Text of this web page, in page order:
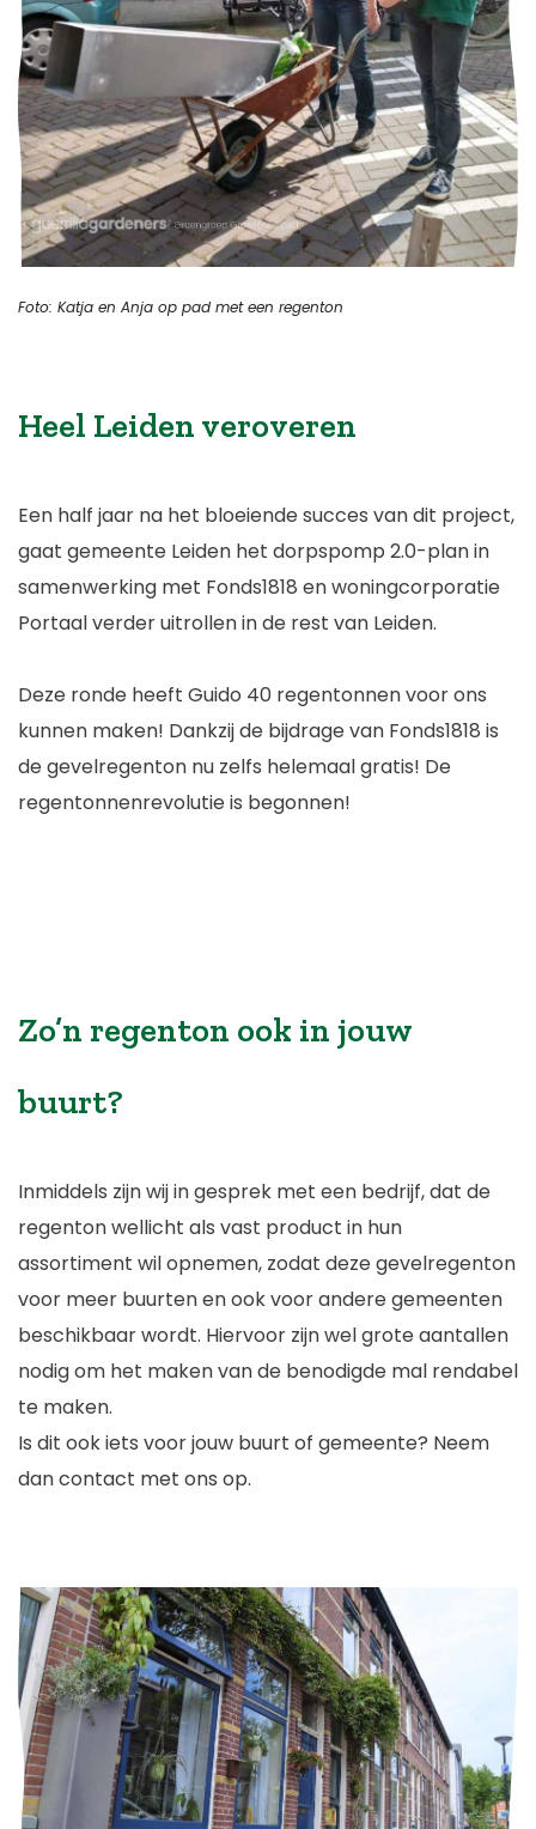
Foto: Katja en Anja op pad met een regenton
Heel Leiden veroveren
Een half jaar na het bloeiende succes van dit project,
gaat gemeente Leiden het dorpspomp 2.0-plan in
samenwerking met Fonds1818 en woningcorporatie
Portaal verder uitrollen in de rest van Leiden.
Deze ronde heeft Guido 40 regentonnen voor ons
kunnen maken! Dankzij de bijdrage van Fonds1818 is
de gevelregenton nu zelfs helemaal gratis! De
regentonnenrevolutie is begonnen!
Zo’n regenton ook in jouw
buurt?
Inmiddels zijn wij in gesprek met een bedrijf, dat de
regenton wellicht als vast product in hun
assortiment wil opnemen, zodat deze gevelregenton
voor meer buurten en ook voor andere gemeenten
beschikbaar wordt. Hiervoor zijn wel grote aantallen
nodig om het maken van de benodigde mal rendabel
te maken.
Is dit ook iets voor jouw buurt of gemeente? Neem
dan contact met ons op.